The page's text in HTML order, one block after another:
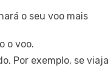
o seu voo mais
o voo.
Por exemplo, se